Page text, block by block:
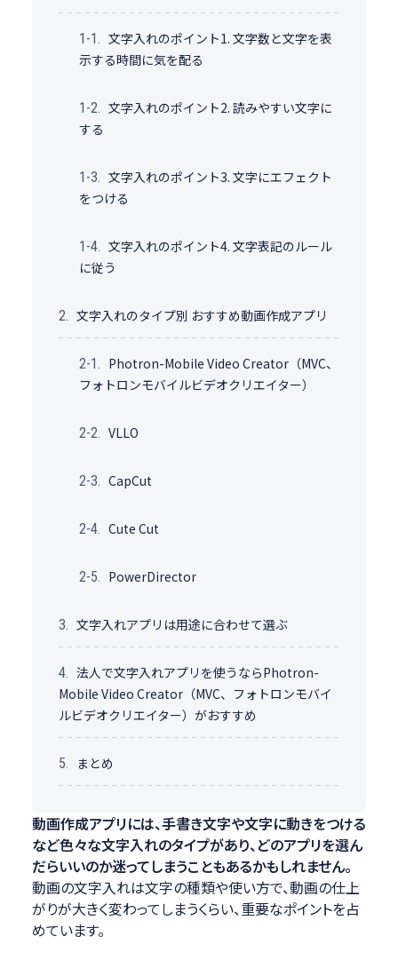
1-1. 文字入れのポイント1. 文字数と文字を表
示する時間に気を配る
1-2. 文字入れのポイント2. 読みやすい文字に
する
1-3. 文字入れのポイント3. 文字にエフェクト
をつける
1-4. 文字入れのポイント4. 文字表記のルール
に従う
2. 文字入れのタイプ別 おすすめ動画作成アプリ
2-1. Photron-Mobile Video Creator（MVC、
フォトロンモバイルビデオクリエイター）
2-2. VLLO
2-3. CapCut
2-4. Cute Cut
2-5. PowerDirector
3. 文字入れアプリは用途に合わせて選ぶ
4. 法人で文字入れアプリを使うならPhotron-
Mobile Video Creator（MVC、フォトロンモバイ
ルビデオクリエイター）がおすすめ
5. まとめ
動画作成アプリには、手書き文字や文字に動きをつける
など色々な文字入れのタイプがあり、どのアプリを選ん
だらいいのか迷ってしまうこともあるかもしれません。
動画の文字入れは文字の種類や使い方で、動画の仕上
がりが大きく変わってしまうくらい、重要なポイントを占
めています。